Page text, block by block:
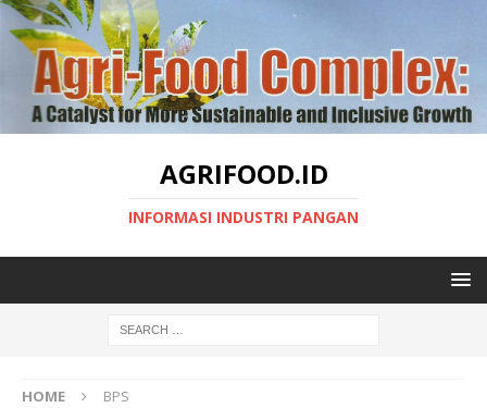
AGRIFOOD.ID
INFORMASI INDUSTRI PANGAN
HOME BPS